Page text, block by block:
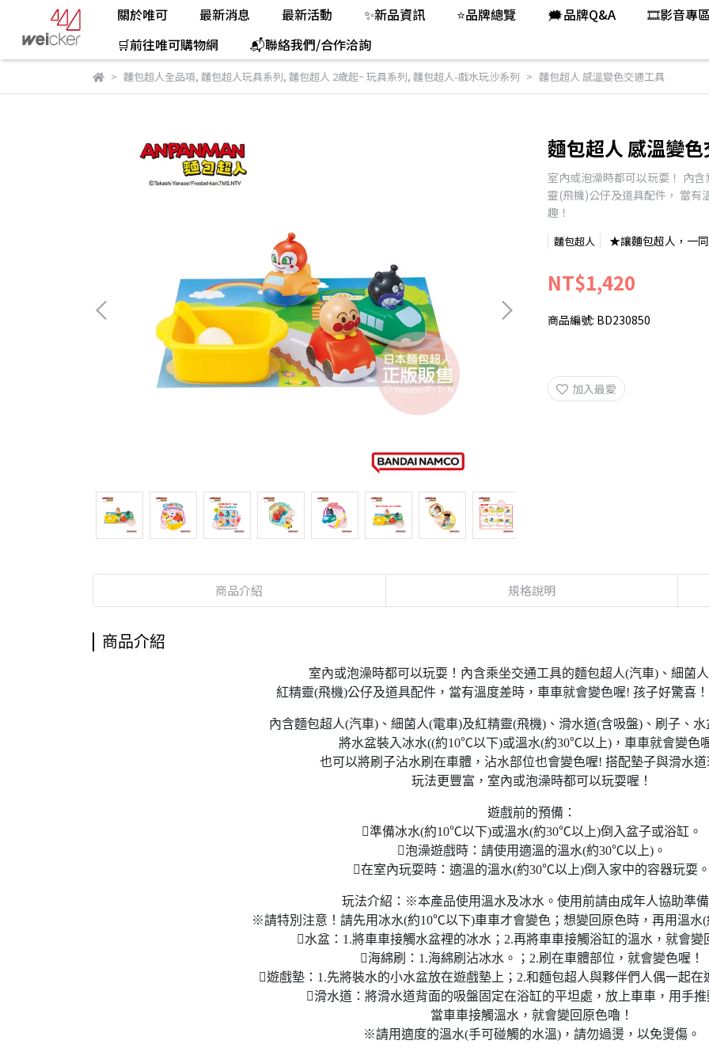
關於唯可 最新消息 最新活動 ✨新品資訊 ⭐品牌總覽 🗯️品牌Q&A 🎞️影音專
🛒前往唯可購物網
📬聯絡我們/合作洽詢
麵包超人全品項, 麵包超人玩具系列, 麵包超人 2歲起~ 玩具系列, 麵包超人-戲水玩沙系列 麵包超人 感溫變色交通工具
麵包超人 感溫變
室內或泡澡時都可以玩耍！ 內
靈(飛機)公仔及道具配件， 當有
趣！
麵包超人 ★讓麵包超人，一
NT$1,420
商品編號: BD230850
加入最愛
商品介紹 規格說明
商品介紹
室內或泡澡時都可以玩耍！內含乘坐交通工具的麵包超人(汽車)、細菌
紅精靈(飛機)公仔及道具配件，當有溫度差時，車車就會變色喔! 孩子好驚喜！
內含麵包超人(汽車)、細菌人(電車)及紅精靈(飛機)、滑水道(含吸盤)、刷子、水
將水盆裝入冰水((約10℃以下)或溫水(約30℃以上)，車車就會變色
也可以將刷子沾水刷在車體，沾水部位也會變色喔! 搭配墊子與滑水道
玩法更豐富，室內或泡澡時都可以玩耍喔！
遊戲前的預備：
準備冰水(約10℃以下)或溫水(約30℃以上)倒入盆子或浴缸。
泡澡遊戲時：請使用適溫的溫水(約30℃以上)。
在室內玩耍時：適溫的溫水(約30℃以上)倒入家中的容器玩耍。
玩法介紹：※本產品使用溫水及冰水。使用前請由成年人協助準備
※請特別注意！請先用冰水(約10℃以下)車車才會變色；想變回原色時，再用溫水(
水盆：1.將車車接觸水盆裡的冰水；2.再將車車接觸浴缸的溫水，就會變
海綿刷：1.海綿刷沾冰水。；2.刷在車體部位，就會變色喔！
遊戲墊：1.先將裝水的小水盆放在遊戲墊上；2.和麵包超人與夥伴們人偶一起在
滑水道：將滑水道背面的吸盤固定在浴缸的平坦處，放上車車，用手推
當車車接觸溫水，就會變回原色嚕！
※請用適度的溫水(手可碰觸的水溫)，請勿過燙，以免燙傷。